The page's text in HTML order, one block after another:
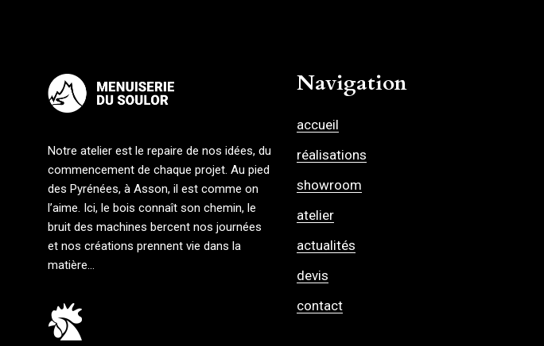
Notre atelier est le repaire de nos idées, du
commencement de chaque projet. Au pied
des Pyrénées, à Asson, il est comme on
l’aime. Ici, le bois connaît son chemin, le
bruit des machines bercent nos journées
et nos créations prennent vie dans la
matière…
Navigation
accueil
réalisations
showroom
atelier
actualités
devis
contact